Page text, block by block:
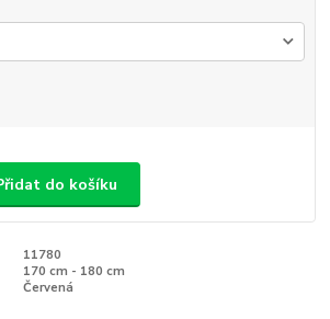
do košíku
11780
170 cm - 180 cm
Červená